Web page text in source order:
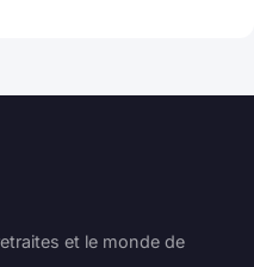
et le monde de